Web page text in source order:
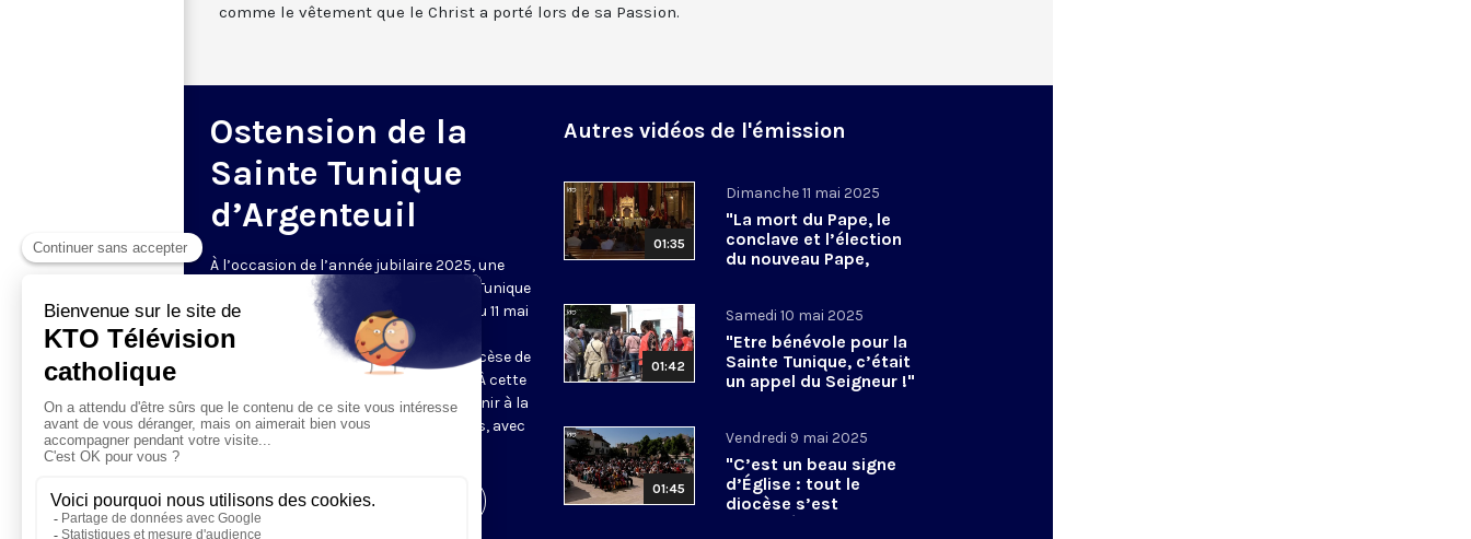
comme le vêtement que le Christ a porté lors de sa Passion.
Ostension de la
Sainte Tunique
d’Argenteuil
À l’occasion de l’année jubilaire 2025, une
ostension exceptionnelle de la Sainte Tunique
est organisée cette année du 18 avril au 11 mai
2025 à la Basilique d’Argenteuil. Un
événement important tant pour le diocèse de
Pontoise que pour tous les chrétiens. À cette
occasion, KTO vous propose de vous unir à la
prière des milliers de pèlerins attendus, avec
une programmation spéciale.
Visiter la page de l'émission
Autres vidéos de l'émission
01:35
Dimanche 11 mai 2025
"La mort du Pape, le
conclave et l’élection
du nouveau Pape,
01:42
Samedi 10 mai 2025
"Etre bénévole pour la
Sainte Tunique, c’était
un appel du Seigneur !"
01:45
Vendredi 9 mai 2025
"C’est un beau signe
d’Église : tout le
diocèse s’est
mobilisé"